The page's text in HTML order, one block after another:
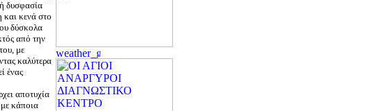
δυσφασία
και κενά στο
δύσκολα
από την
με
καλύτερα
ένας
αποτυχία
κάποια